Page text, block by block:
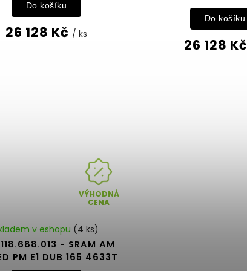
26 128 Kč / ks
Do košíku
26 128 Kč
Do košíku
VÝHODNÁ
CENA
- SRAM AM
PM E1 DUB 165 4633T
v eshopu (4 ks)